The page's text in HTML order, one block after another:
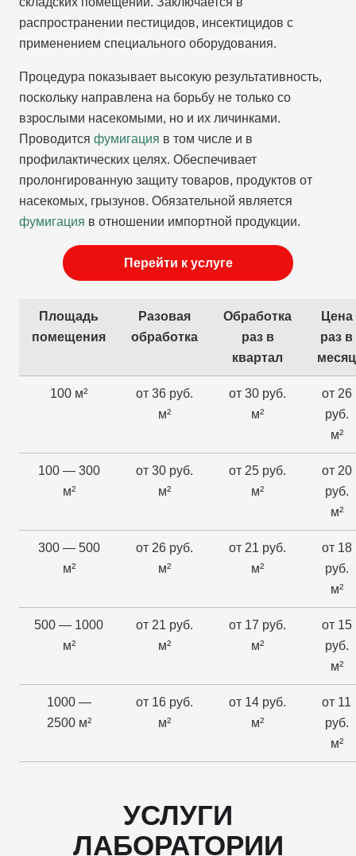
распространении пестицидов, инсектицидов с
применением специального оборудования.
Процедура показывает высокую результативность,
поскольку направлена на борьбу не только со
взрослыми насекомыми, но и их личинками.
Проводится фумигация в том числе и в
профилактических целях. Обеспечивает
пролонгированную защиту товаров, продуктов от
насекомых, грызунов. Обязательной является
фумигация в отношении импортной продукции.
Перейти к услуге
Площадь
помещения
Разовая
обработка
Обработка
раз в
квартал
Цена
раз в
месяц
100 м²
от 36 руб.
м²
от 30 руб.
м²
от 26
руб.
м²
100 — 300
м²
от 30 руб.
м²
от 25 руб.
м²
от 20
руб.
м²
300 — 500
м²
от 26 руб.
м²
от 21 руб.
м²
от 18
руб.
м²
500 — 1000
м²
от 21 руб.
м²
от 17 руб.
м²
от 15
руб.
м²
1000 —
2500 м²
от 16 руб.
м²
от 14 руб.
м²
от 11
руб.
м²
УСЛУГИ
ЛАБОРАТОРИИ